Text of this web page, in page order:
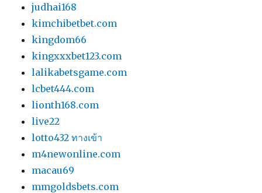
judhai168
kimchibetbet.com
kingdom66
kingxxxbet123.com
lalikabetsgame.com
lcbet444.com
lionth168.com
live22
lotto432 ทางเข้า
m4newonline.com
macau69
mmgoldsbets.com